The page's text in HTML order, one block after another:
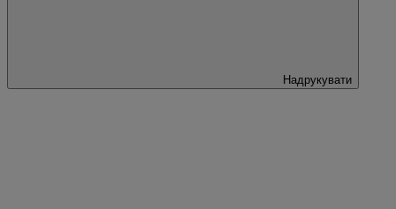
Надрукувати